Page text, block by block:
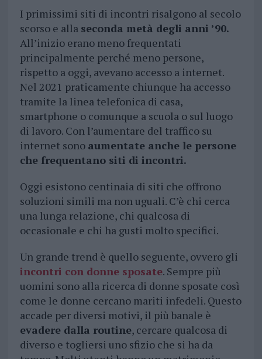
I primissimi siti di incontri risalgono al secolo
scorso e alla seconda metà degli anni ’90.
All’inizio erano meno frequentati
principalmente perché meno persone,
rispetto a oggi, avevano accesso a internet.
Nel 2021 praticamente chiunque ha accesso
tramite la linea telefonica di casa,
smartphone o comunque a scuola o sul luogo
di lavoro. Con l’aumentare del traffico su
internet sono aumentate anche le persone
che frequentano siti di incontri.
Oggi esistono centinaia di siti che offrono
soluzioni simili ma non uguali. C’è chi cerca
una lunga relazione, chi qualcosa di
occasionale e chi ha gusti molto specifici.
Un grande trend è quello seguente, ovvero gli
incontri con donne sposate. Sempre più
uomini sono alla ricerca di donne sposate così
come le donne cercano mariti infedeli. Questo
accade per diversi motivi, il più banale è
evadere dalla routine, cercare qualcosa di
diverso e togliersi uno sfizio che si ha da